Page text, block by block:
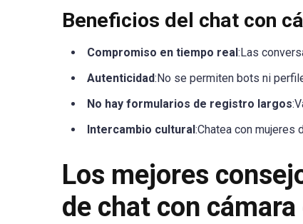
Beneficios del chat con
Compromiso en tiempo real:Las
Autenticidad:No se permiten bots ni
No hay formularios de registro largos
Intercambio cultural:Chatea con mujeres
Los mejores
de chat con